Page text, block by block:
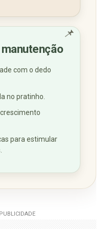
📌
com o dedo
no pratinho.
para estimular